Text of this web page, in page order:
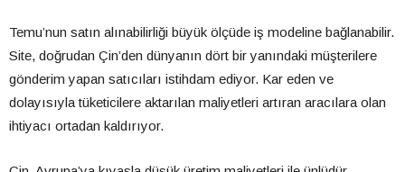
Temu’nun satın alınabilirliği büyük ölçüde iş modeline bağlanabilir.
Site, doğrudan Çin’den dünyanın dört bir yanındaki müşterilere
gönderim yapan satıcıları istihdam ediyor. Kar eden ve
dolayısıyla tüketicilere aktarılan maliyetleri artıran aracılara olan
ihtiyacı ortadan kaldırıyor.